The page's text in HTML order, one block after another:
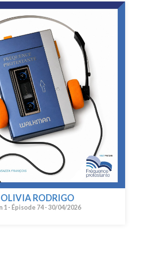
RODRIGO
1 - Épisode 74 - 30/04/2026